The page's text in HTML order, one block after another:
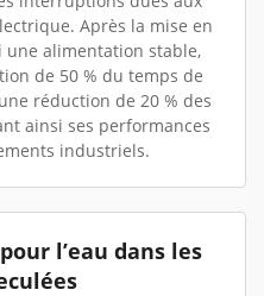
Après la mise en
alimentation stable,
de 50 % du temps de
réduction de 20 % des
ainsi ses performances
industriels.
l’eau dans les